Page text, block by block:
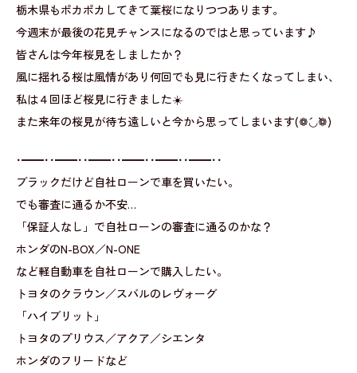
栃木県もポカポカしてきて葉桜になりつつあります。
今週末が最後の花見チャンスになるのではと思っています♪
皆さんは今年桜見をしましたか？
風に揺れる桜は風情があり何回でも見に行きたくなってしまい、
私は４回ほど桜見に行きました☀️
また来年の桜見が待ち遠しいと今から思ってしまいます(❁´◡`❁)
･━━･･━━･･━━･･━━･･━━･･━━･･
ブラックだけど自社ローンで車を買いたい。
でも審査に通るか不安…
「保証人なし」で自社ローンの審査に通るのかな？
ホンダのN-BOX／N-ONE
など軽自動車を自社ローンで購入したい。
トヨタのクラウン／スバルのレヴォーグ
「ハイブリット」
トヨタのプリウス／アクア／シエンタ
ホンダのフリードなど